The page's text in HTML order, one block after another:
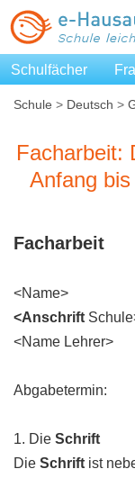
Schulfächer
Schule > Deutsch >
Facharbeit:
Anfang
Facharbeit
<Name>
<Anschrift
<Name Lehrer>
Abgabetermin:
1. Die Schrift
Die Schrift ist